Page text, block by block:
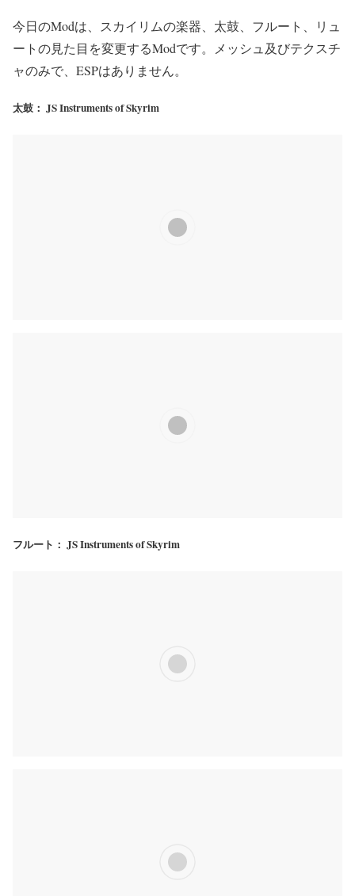
今日のModは、スカイリムの楽器、太鼓、フルート、リュ
ートの見た目を変更するModです。メッシュ及びテクスチ
ャのみで、ESPはありません。
太鼓： JS Instruments of Skyrim
フルート： JS Instruments of Skyrim